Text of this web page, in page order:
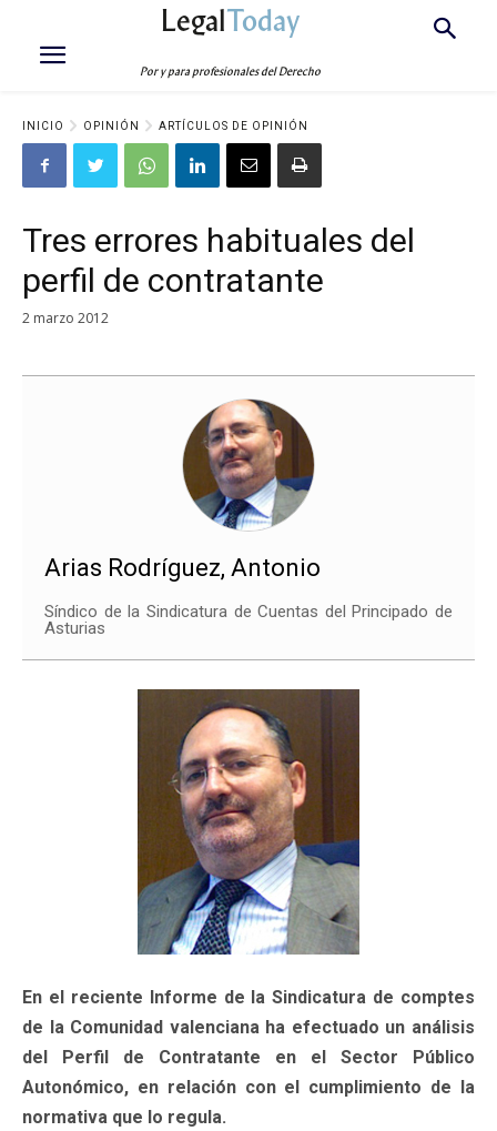
LegalToday
Por y para profesionales del Derecho
INICIO OPINIÓN ARTÍCULOS DE OPINIÓN
Tres errores habituales del
perfil de contratante
2 marzo 2012
Arias Rodríguez, Antonio
Síndico de la Sindicatura de Cuentas del Principado de
Asturias
En el reciente Informe de la Sindicatura de comptes
de la Comunidad valenciana ha efectuado un análisis
del Perfil de Contratante en el Sector Público
Autonómico, en relación con el cumplimiento de la
normativa que lo regula.